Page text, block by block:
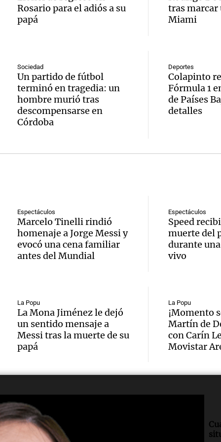
única:
Toreo
se lo
para
9.000
y
jornada
Una
Episodios
Audio.
primer
Leo
Jorge,
Messi
llegó"
Una
Episodios
Audio.
Jorge
una
Una
Audio.
tras
"En
todos
algo
Audio.
del
ideal:
Rosario para el adiós a su
papá
tras marcar
Miami
Sociedad
Un partido de fútbol
terminó en tragedia: un
hombre murió tras
descompensarse en
Córdoba
Deportes
Colapinto
Fórmula 1
de Países
detalles
Espectáculos
Marcelo Tinelli rindió
homenaje a Jorge Messi y
evocó una cena familiar
antes del Mundial
Espectáculos
Speed
muerte del
durante
vivo
La Popu
La Mona Jiménez le dejó
un sentido mensaje a
Messi tras la muerte de su
papá
La Popu
¡Momento
Martín de
con Carín
Movistar
Política esquina
Economía.